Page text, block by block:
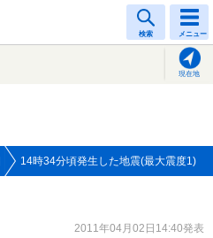
検索 メニュー
現在地
14時34分頃発生した地震(最大震度1)
2011年04月02日14:40発表